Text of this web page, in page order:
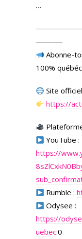
…
─────
Abonne-
100%
Site officiel
https://
YouTube :
https://
Rumble :
Odysee :
https://
uebec:0